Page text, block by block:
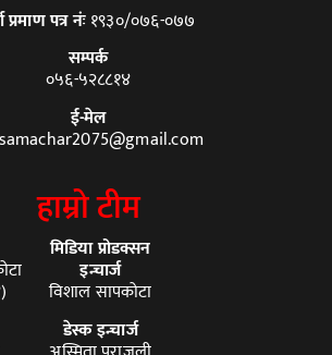
प्रमाण पत्र नंः१९३०/०७६-०७७
सम्पर्क
०५६-५२८८१४
ई-मेल
हाम्रो टीम
मिडिया प्रोडक्सन
इन्चार्ज
विशाल सापकोटा
डेस्क इन्चार्ज